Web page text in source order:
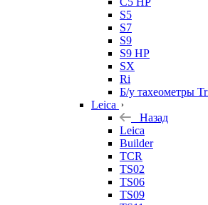
S5
S7
S9
S9 HP
SX
Ri
Б/у тахеометры
Leica
Назад
Leica
Builder
TCR
TS02
TS06
TS09